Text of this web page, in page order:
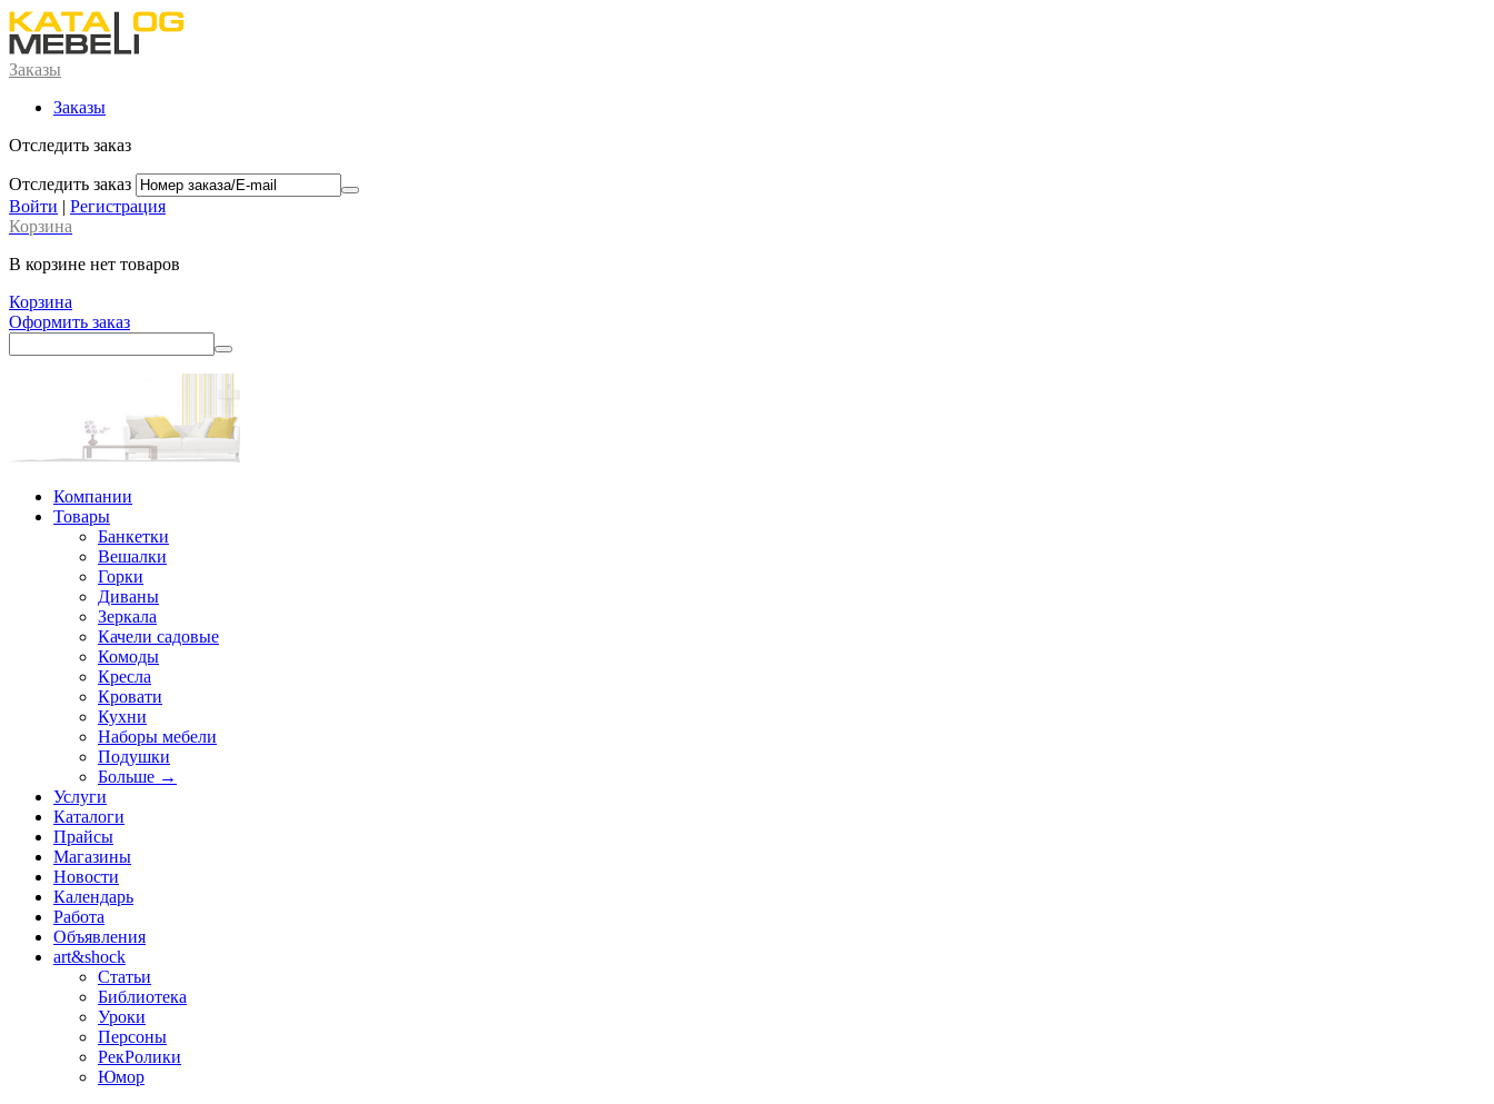
Заказы
Заказы
Отследить заказ
Отследить заказ
Войти | Регистрация
Корзина
В корзине нет товаров
Корзина
Оформить заказ
Компании
Товары
Банкетки
Вешалки
Горки
Диваны
Зеркала
Качели садовые
Комоды
Кресла
Кровати
Кухни
Наборы мебели
Подушки
Больше →
Услуги
Каталоги
Прайсы
Магазины
Новости
Календарь
Работа
Объявления
art&shock
Статьи
Библиотека
Уроки
Персоны
РекРолики
Юмор